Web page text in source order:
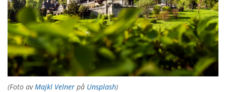
(Foto avMajkl Velner på Unsplash)